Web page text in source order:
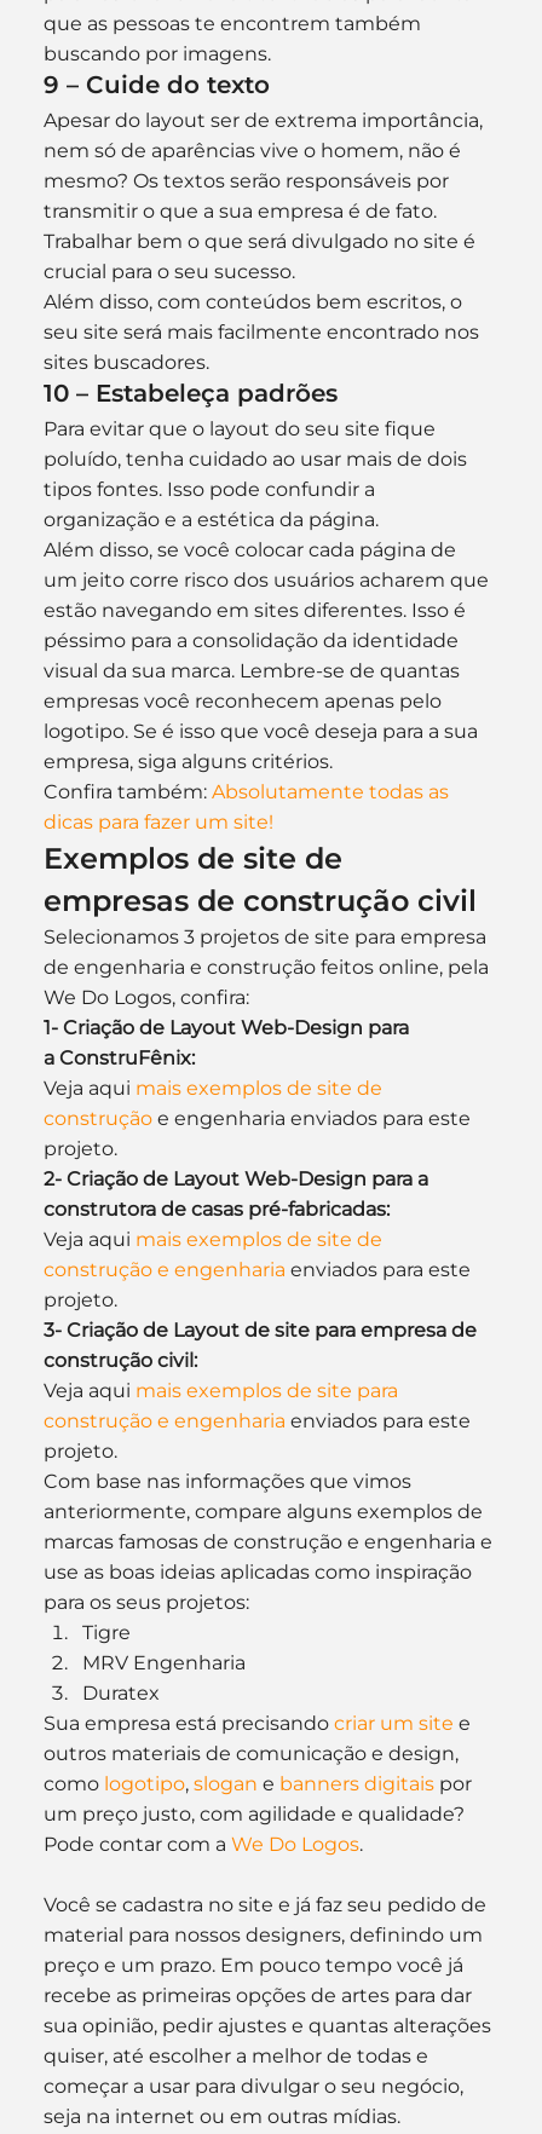
que as pessoas te encontrem também
buscando por imagens.
9 – Cuide do texto
Apesar do layout ser de extrema importância,
nem só de aparências vive o homem, não é
mesmo? Os textos serão responsáveis por
transmitir o que a sua empresa é de fato.
Trabalhar bem o que será divulgado no site é
crucial para o seu sucesso.
Além disso, com conteúdos bem escritos, o
seu site será mais facilmente encontrado nos
sites buscadores.
10 – Estabeleça padrões
Para evitar que o layout do seu site fique
poluído, tenha cuidado ao usar mais de dois
tipos fontes. Isso pode confundir a
organização e a estética da página.
Além disso, se você colocar cada página de
um jeito corre risco dos usuários acharem que
estão navegando em sites diferentes. Isso é
péssimo para a consolidação da identidade
visual da sua marca. Lembre-se de quantas
empresas você reconhecem apenas pelo
logotipo. Se é isso que você deseja para a sua
empresa, siga alguns critérios.
Confira também: Absolutamente todas as
dicas para fazer um site!
Exemplos de site de
empresas de construção civil
Selecionamos 3 projetos de site para empresa
de engenharia e construção feitos online, pela
We Do Logos, confira:
1- Criação de Layout Web-Design para
a ConstruFênix:
Veja aqui mais exemplos de site de
construção e engenharia enviados para este
projeto.
2- Criação de Layout Web-Design para a
construtora de casas pré-fabricadas:
Veja aqui mais exemplos de site de
construção e engenharia enviados para este
projeto.
3- Criação de Layout de site para empresa de
construção civil:
Veja aqui mais exemplos de site para
construção e engenharia enviados para este
projeto.
Com base nas informações que vimos
anteriormente, compare alguns exemplos de
marcas famosas de construção e engenharia e
use as boas ideias aplicadas como inspiração
para os seus projetos:
Tigre
MRV Engenharia
Duratex
Sua empresa está precisando criar um site e
outros materiais de comunicação e design,
como logotipo, slogan e banners digitais por
um preço justo, com agilidade e qualidade?
Pode contar com a We Do Logos.
Você se cadastra no site e já faz seu pedido de
material para nossos designers, definindo um
preço e um prazo. Em pouco tempo você já
recebe as primeiras opções de artes para dar
sua opinião, pedir ajustes e quantas alterações
quiser, até escolher a melhor de todas e
começar a usar para divulgar o seu negócio,
seja na internet ou em outras mídias.